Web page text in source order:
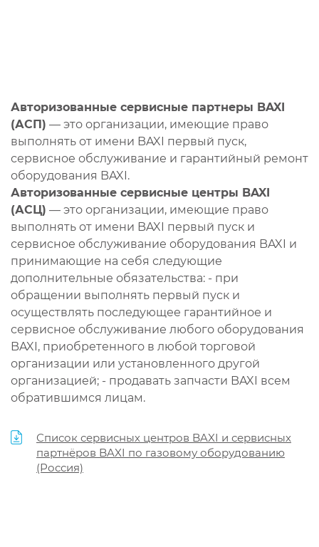
Авторизованные сервисные партнеры BAXI
(АСП) — это организации, имеющие право
выполнять от имени BAXI первый пуск,
сервисное обслуживание и гарантийный ремонт
оборудования BAXI.
Авторизованные сервисные центры BAXI
(АСЦ) — это организации, имеющие право
выполнять от имени BAXI первый пуск и
сервисное обслуживание оборудования BAXI и
принимающие на себя следующие
дополнительные обязательства: - при
обращении выполнять первый пуск и
осуществлять последующее гарантийное и
сервисное обслуживание любого оборудования
BAXI, приобретенного в любой торговой
организации или установленного другой
организацией; - продавать запчасти BAXI всем
обратившимся лицам.
Список сервисных центров BAXI и сервисных
партнёров BAXI по газовому оборудованию
(Россия)